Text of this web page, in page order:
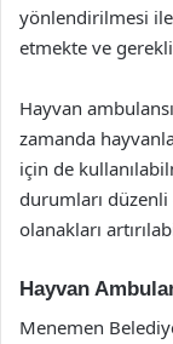
yönlendirilmesi
etmekte ve
Hayvan
zamanda
için de
durumları
olanakları
Hayvan
Menemen